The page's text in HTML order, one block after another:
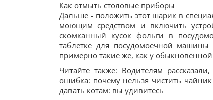
Как отмыть столовые приборы
Дальше - положить этот шарик в
моющим средством и включить
скомканный кусок фольги в
таблетке для посудомоечной машины
примерно такие же, как у
Читайте также: Водителям
ошибка: почему нельзя чистить
давать котам: вы удивитесь